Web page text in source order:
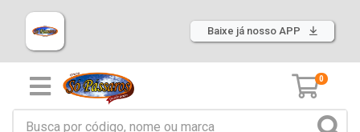
Baixe já nosso APP
0